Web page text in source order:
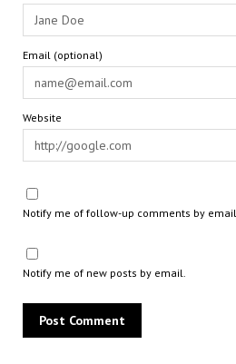
Email (optional)
Website
Notify me of follow-up comments by email.
Notify me of new posts by email.